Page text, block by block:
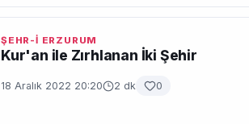
ŞEHR-İ ERZURUM
Kur'an ile Zırhlanan İki Şehir
18 Aralık 2022 20:20 2 dk 0